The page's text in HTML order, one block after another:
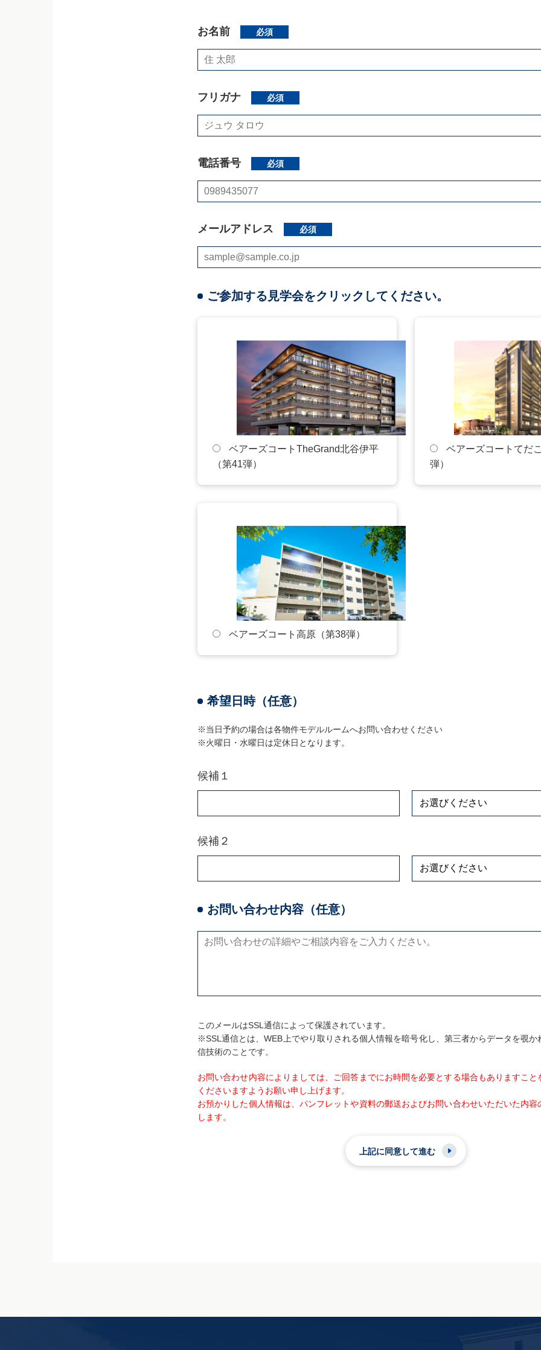
お名前 必須
フリガナ 必須
電話番号 必須
メールアドレス 必須
ご参加する見学会をクリックしてください。
ベアーズコートTheGrand北谷伊平
（第41弾）
ベアーズコートてだ
弾）
ベアーズコート高原（第38弾）
希望日時（任意）
※当日予約の場合は各物件モデルルームへお問い合わせください
※火曜日・水曜日は定休日となります。
候補１
候補２
お問い合わせ内容（任意）
このメールはSSL通信によって保護されています。
※SSL通信とは、WEB上でやり取りされる個人情報を暗号化し、第三者からデータを覗か
信技術のことです。
お問い合わせ内容によりましては、ご回答までにお時間を必要とする場合もありますこと
くださいますようお願い申し上げます。
お預かりした個人情報は、パンフレットや資料の郵送およびお問い合わせいただいた内容
します。
電話番号 必須
メールアドレス
ご送付先のご住所をご記入お願いいたします。
郵便番号 :（任意）
都道府県・市区町村・丁目番地:（任意）
ご希望のパンフレットをご記入ください。
お問い合わせ内容（任意）
※SSL通信とは、WEB上でやり取りされる個人情報を暗号化し、第三者からデータを覗か
信技術のことです。
お問い合わせ内容によりましては、ご回答までにお時間を必要とする場合もありますこと
くださいますようお願い申し上げます。
します。
電話番号
メールアドレス
テナント募集について 土地活用について
お問い合わせ内容（任意）
このメールはSSL通信によって保護されています。
※SSL通信とは、WEB上でやり取りされる個人情報を暗号化し、第三者からデータを覗か
お預かりした個人情報は、パンフレットや資料の郵送およびお問い合わせいただいた内容